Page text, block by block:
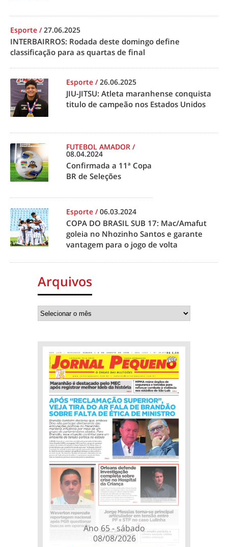
Esporte /27.06.2025
INTERBAIRROS: Rodada deste domingo define
classificação para as quartas de final
Esporte /26.06.2025
JIU-JITSU: Atleta maranhense conquista
titulo de campeão nos Estados Unidos
FUTEBOL AMADOR /
08.04.2024
Confirmada a 11ª Copa
BR de Seleções
Esporte /06.03.2024
COPA DO BRASIL SUB 17: Mac/Amafut
goleia no Nhozinho Santos e garante
vantagem para o jogo de volta
Arquivos
Ano 65 - sábado
08/08/2026